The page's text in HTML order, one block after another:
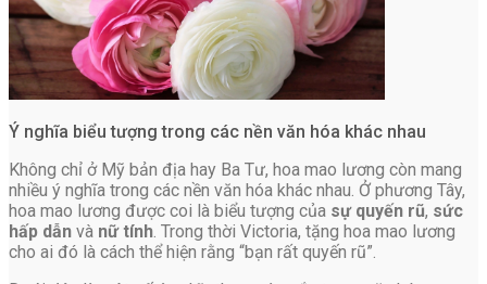
Ý nghĩa biểu tượng trong các nền văn hóa khác nhau
Không chỉ ở Mỹ bản địa hay Ba Tư, hoa mao lương còn mang
nhiều ý nghĩa trong các nền văn hóa khác nhau. Ở phương Tây,
hoa mao lương được coi là biểu tượng của sự quyến rũ, sức
hấp dẫn và nữ tính. Trong thời Victoria, tặng hoa mao lương
cho ai đó là cách thể hiện rằng “bạn rất quyến rũ”.